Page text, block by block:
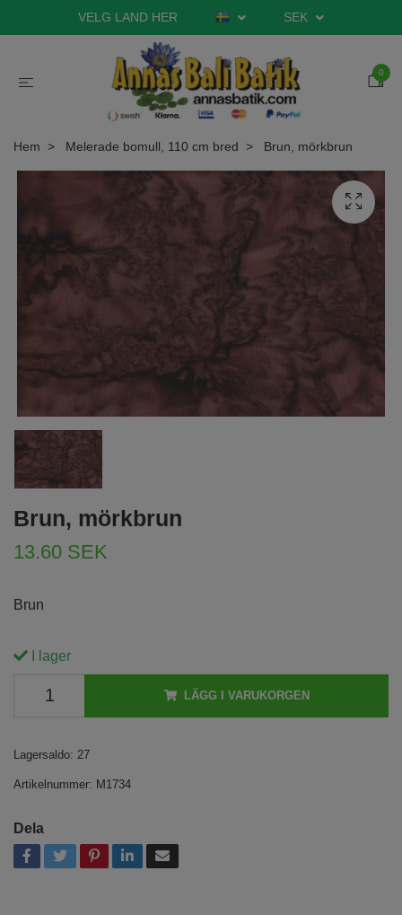
VELG LAND HER SEK
0
Hem Melerade bomull, 110 cm bred Brun, mörkbrun
Brun, mörkbrun
13.60 SEK
Brun
I lager
LÄGG I VARUKORGEN
Lagersaldo: 27
Artikelnummer: M1734
Dela